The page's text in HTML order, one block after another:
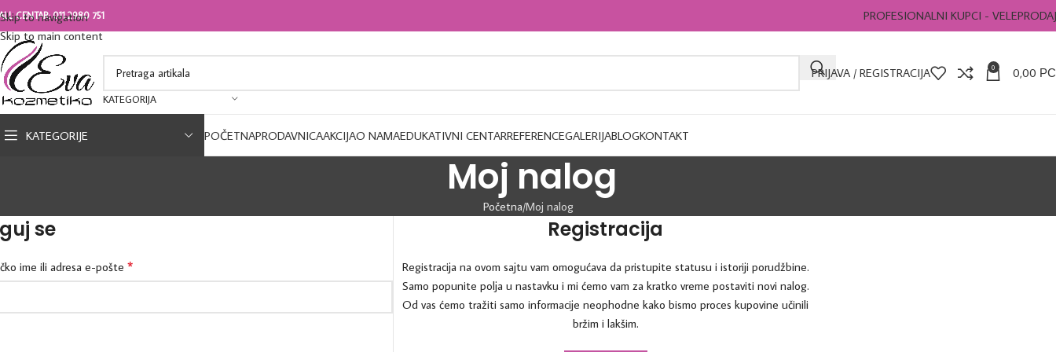
Skip to navigation
Skip to main content
CENTAR: 011 2980 751 PROFESIONALNI KUPCI -
KATEGORIJA
PRIJAVA / REGISTRACIJA 0 0,00
KATEGORIJE POČETNAPRODAVNICAAKCIJAO NAMAEDUKATIVNI CENTARREFERENCEGALERIJABLOGKONTAKT
Moj nalog
Početna Moj nalog
se
ime ili adresa e-pošte *
Registracija
Registracija na ovom sajtu vam omogućava da pristupite statusu i istoriji porudžbine.
Samo popunite polja u nastavku i mi ćemo vam za kratko vreme postaviti novi nalog.
Od vas ćemo tražiti samo informacije neophodne kako bismo proces kupovine učinili
bržim i lakšim.